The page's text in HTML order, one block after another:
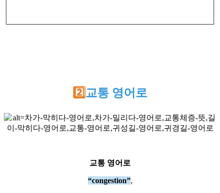
2️⃣교통 영어로
교통 영어로
“congestion”,